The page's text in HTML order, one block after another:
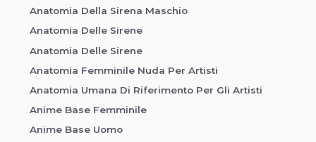
Anatomia Della Sirena Maschio
Anatomia Delle Sirene
Anatomia Delle Sirene
Anatomia Femminile Nuda Per Artisti
Anatomia Umana Di Riferimento Per Gli Artisti
Anime Base Femminile
Anime Base Uomo